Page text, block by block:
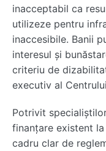
inacceptabil ca
utilizeze pentru
inaccesibile. Banii
interesul și
criteriu de
executiv al
Potrivit
finanțare existent
cadru clar de